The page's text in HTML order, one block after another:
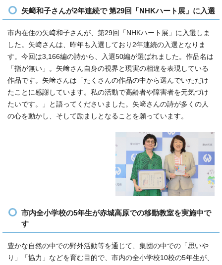
矢﨑和子さんが2年連続で 第29回「NHKハート展」に入選
市内在住の矢﨑和子さんが、第29回「NHKハート展」に入選しま
した。矢﨑さんは、昨年も入選しており2年連続の入選となりま
す。今回は3,166編の詩から、入選50編が選ばれました。作品名は
「指が無い」。矢﨑さん自身の視界と現実の相違を表現している
作品です。矢﨑さんは「たくさんの作品の中から選んでいただけ
たことに感謝しています。私の活動で高齢者や障害者を元気づけ
たいです。」と語ってくださいました。矢﨑さんの詩が多くの人
の心を動かし、そして励ましとなることを願っています。
市内全小学校の5年生が赤城高原での移動教室を実施中で
す
豊かな自然の中での野外活動等を通じて、集団の中での「思いや
り」「協力」などを育む目的で、市内の全小学校10校の5年生が、